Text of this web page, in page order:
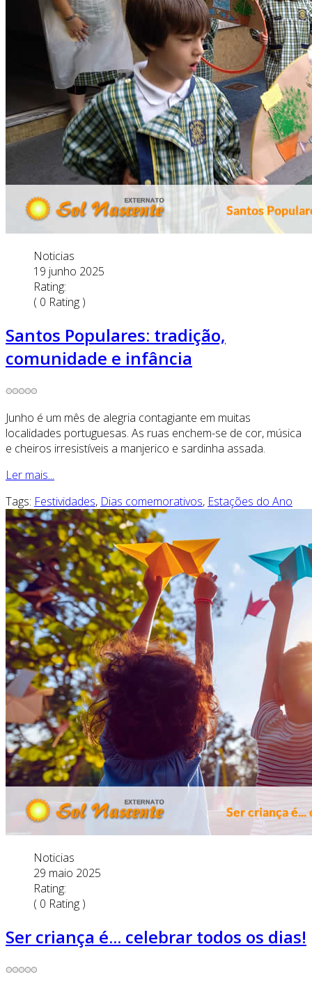
Noticias
19 junho 2025
Rating:
( 0 Rating )
Santos Populares: tradição,
comunidade e infância
Junho é um mês de alegria contagiante em muitas
localidades portuguesas. As ruas enchem-se de cor, música
e cheiros irresistíveis a manjerico e sardinha assada.
Ler mais...
Tags: Festividades, Dias comemorativos, Estações do Ano
Noticias
29 maio 2025
Rating:
( 0 Rating )
Ser criança é... celebrar todos os dias!